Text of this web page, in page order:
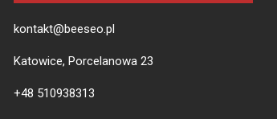
kontakt@beeseo.pl
Katowice, Porcelanowa 23
+48 510938313